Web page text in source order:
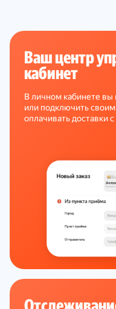
Ваш центр
кабинет
В личном кабинете вы
или подключить
оплачивать доставки